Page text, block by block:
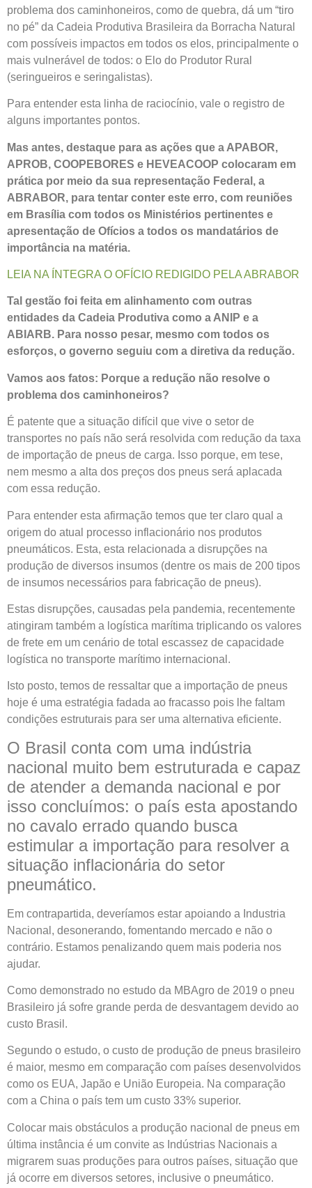
problema dos caminhoneiros, como de quebra, dá um “tiro
no pé” da Cadeia Produtiva Brasileira da Borracha Natural
com possíveis impactos em todos os elos, principalmente o
mais vulnerável de todos: o Elo do Produtor Rural
(seringueiros e seringalistas).
Para entender esta linha de raciocínio, vale o registro de
alguns importantes pontos.
Mas antes, destaque para as ações que a APABOR,
APROB, COOPEBORES e HEVEACOOP colocaram em
prática por meio da sua representação Federal, a
ABRABOR, para tentar conter este erro, com reuniões
em Brasília com todos os Ministérios pertinentes e
apresentação de Ofícios a todos os mandatários de
importância na matéria.
LEIA NA ÍNTEGRA O OFÍCIO REDIGIDO PELA ABRABOR
Tal gestão foi feita em alinhamento com outras
entidades da Cadeia Produtiva como a ANIP e a
ABIARB. Para nosso pesar, mesmo com todos os
esforços, o governo seguiu com a diretiva da redução.
Vamos aos fatos: Porque a redução não resolve o
problema dos caminhoneiros?
É patente que a situação difícil que vive o setor de
transportes no país não será resolvida com redução da taxa
de importação de pneus de carga. Isso porque, em tese,
nem mesmo a alta dos preços dos pneus será aplacada
com essa redução.
Para entender esta afirmação temos que ter claro qual a
origem do atual processo inflacionário nos produtos
pneumáticos. Esta, esta relacionada a disrupções na
produção de diversos insumos (dentre os mais de 200 tipos
de insumos necessários para fabricação de pneus).
Estas disrupções, causadas pela pandemia, recentemente
atingiram também a logística marítima triplicando os valores
de frete em um cenário de total escassez de capacidade
logística no transporte marítimo internacional.
Isto posto, temos de ressaltar que a importação de pneus
hoje é uma estratégia fadada ao fracasso pois lhe faltam
condições estruturais para ser uma alternativa eficiente.
O Brasil conta com uma indústria
nacional muito bem estruturada e capaz
de atender a demanda nacional e por
isso concluímos: o país esta apostando
no cavalo errado quando busca
estimular a importação para resolver a
situação inflacionária do setor
pneumático.
Em contrapartida, deveríamos estar apoiando a Industria
Nacional, desonerando, fomentando mercado e não o
contrário. Estamos penalizando quem mais poderia nos
ajudar.
Como demonstrado no estudo da MBAgro de 2019 o pneu
Brasileiro já sofre grande perda de desvantagem devido ao
custo Brasil.
Segundo o estudo, o custo de produção de pneus brasileiro
é maior, mesmo em comparação com países desenvolvidos
como os EUA, Japão e União Europeia. Na comparação
com a China o país tem um custo 33% superior.
Colocar mais obstáculos a produção nacional de pneus em
última instância é um convite as Indústrias Nacionais a
migrarem suas produções para outros países, situação que
já ocorre em diversos setores, inclusive o pneumático.